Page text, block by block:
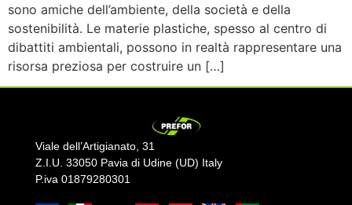
sono amiche dell’ambiente, della società e della
sostenibilità. Le materie plastiche, spesso al centro di
dibattiti ambientali, possono in realtà rappresentare una
risorsa preziosa per costruire un […]
Viale dell’Artigianato, 31
Z.I.U. 33050 Pavia di Udine (UD) Italy
P.iva 01879280301